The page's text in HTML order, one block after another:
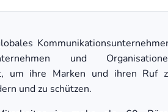
und
um ihre Marken und ihren Ruf
und zu schützen.